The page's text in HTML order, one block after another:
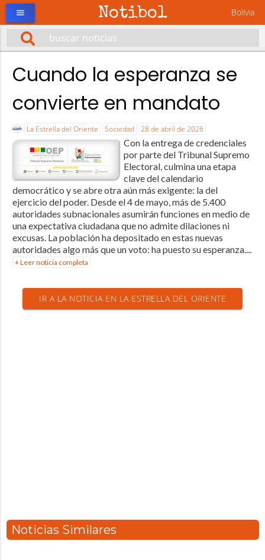
Notibol Bolivia
menu
Cuando la esperanza se
convierte en mandato
La Estrella del Oriente Sociedad 28 de abril de 2026
Con la entrega de credenciales
por parte del Tribunal Supremo
Electoral, culmina una etapa
clave del calendario
democrático y se abre otra aún más exigente: la del
ejercicio del poder. Desde el 4 de mayo, más de 5.400
autoridades subnacionales asumirán funciones en medio de
una expectativa ciudadana que no admite dilaciones ni
excusas. La población ha depositado en estas nuevas
autoridades algo más que un voto: ha puesto su esperanza....
+ Leer noticia completa
IR A LA NOTICIA EN LA ESTRELLA DEL ORIENTE
Noticias Similares